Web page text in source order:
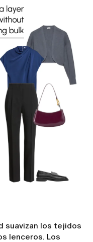
suavizan los tejidos
lenceros. Los